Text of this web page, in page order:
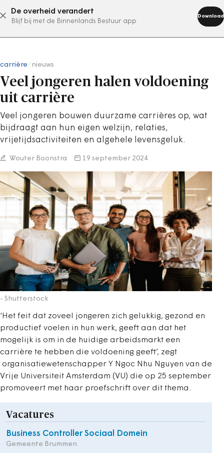
De overheid verandert
Blijf bij met de Binnenlands Bestuur app
Download
abonneer nu
carrière nieuws
Veel jongeren halen voldoening
uit carrière
Veel jongeren bouwen duurzame carrières op, wat
bijdraagt aan hun eigen welzijn, relaties,
vrijetijdsactiviteiten en algehele levensgeluk.
Wouter Boonstra 19 september 2024
- Shutterstock
‘Het feit dat zoveel jongeren zich gelukkig, gezond en
productief voelen in hun werk, geeft aan dat het
mogelijk is om in de huidige arbeidsmarkt een
carrière te hebben die voldoening geeft’, zegt
organisatiewetenschapper Y Ngoc Nhu Nguyen van de
Vrije Universiteit Amsterdam (VU) die op 25 september
promoveert met haar proefschrift over dit thema.
Vacatures
Business Controller Sociaal Domein
Gemeente Brummen